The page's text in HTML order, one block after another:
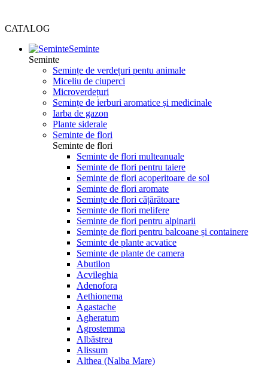
CATALOG
Seminte
Seminte
Semințe de verdețuri pentu animale
Miceliu de ciuperci
Microverdețuri
Semințe de ierburi aromatice și medicinale
Iarba de gazon
Plante siderale
Seminte de flori
Seminte de flori
Seminte de flori multeanuale
Seminte de flori pentru taiere
Seminte de flori acoperitoare de sol
Seminte de flori aromate
Semințe de flori cățărătoare
Seminte de flori melifere
Seminte de flori pentru alpinarii
Semințe de flori pentru balcoane și containere
Seminte de plante acvatice
Seminte de plante de camera
Abutilon
Acvileghia
Adenofora
Aethionema
Agastache
Agheratum
Agrostemma
Albăstrea
Alissum
Althea (Nalba Mare)